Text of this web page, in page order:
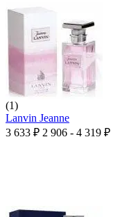
(1)
Lanvin Jeanne
3 633 ₽ 2 906 - 4 319 ₽